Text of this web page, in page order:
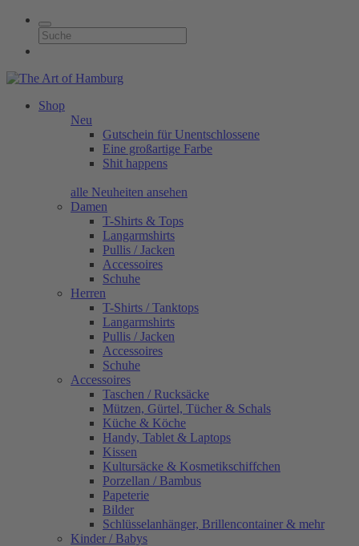
Shop
Neu
Gutschein für Unentschlossene
Eine großartige Farbe
Shit happens
alle Neuheiten ansehen
Damen
T-Shirts & Tops
Langarmshirts
Pullis / Jacken
Accessoires
Schuhe
Herren
T-Shirts / Tanktops
Langarmshirts
Pullis / Jacken
Accessoires
Schuhe
Accessoires
Taschen / Rucksäcke
Mützen, Gürtel, Tücher & Schals
Küche & Köche
Handy, Tablet & Laptops
Kissen
Kultursäcke & Kosmetikschiffchen
Porzellan / Bambus
Papeterie
Bilder
Schlüsselanhänger, Brillencontainer & mehr
Kinder / Babys